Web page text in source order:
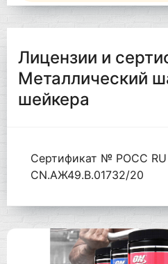
Лицензии и
Металлический
шейкера
Сертификат № РОСС
CN.АЖ49.В.01732/20